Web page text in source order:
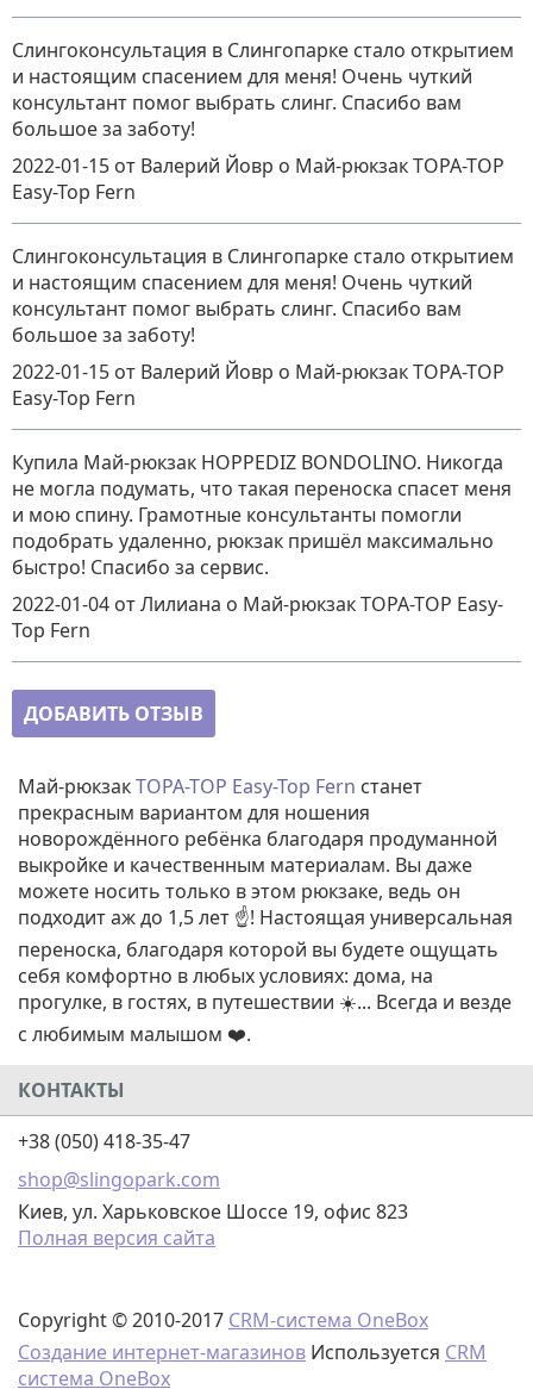
Слингоконсультация в Слингопарке стало открытием
и настоящим спасением для меня! Очень чуткий
консультант помог выбрать слинг. Спасибо вам
большое за заботу!
2022-01-15 от Валерий Йовр о Май-рюкзак TOPA-TOP
Easy-Top Fern
Слингоконсультация в Слингопарке стало открытием
и настоящим спасением для меня! Очень чуткий
консультант помог выбрать слинг. Спасибо вам
большое за заботу!
2022-01-15 от Валерий Йовр о Май-рюкзак TOPA-TOP
Easy-Top Fern
Купила Май-рюкзак HOPPEDIZ BONDOLINO. Никогда
не могла подумать, что такая переноска спасет меня
и мою спину. Грамотные консультанты помогли
подобрать удаленно, рюкзак пришёл максимально
быстро! Спасибо за сервис.
2022-01-04 от Лилиана о Май-рюкзак TOPA-TOP Easy-
Top Fern
ДОБАВИТЬ ОТЗЫВ
Май-рюкзакTOPA-TOP Easy-Top Fern станет
прекрасным вариантом для ношения
новорождённого ребёнка благодаря продуманной
выкройке и качественным материалам. Вы даже
можете носить только в этом рюкзаке, ведь он
подходит аж до 1,5 лет ☝️! Настоящая универсальная
переноска, благодаря которой вы будете ощущать
себя комфортно в любых условиях: дома, на
прогулке, в гостях, в путешествии ☀️... Всегда и везде
с любимым малышом ❤️.
КОНТАКТЫ
+38 (050) 418-35-47
shop@slingopark.com
Киев, ул. Харьковское Шоссе 19, офис 823
Полная версия сайта
Copyright © 2010-2017 CRM-система OneBox
Создание интернет-магазинов Используется CRM
система OneBox